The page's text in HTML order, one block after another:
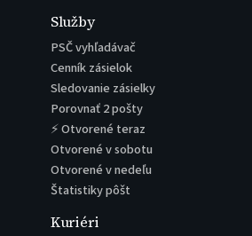
Služby
PSČ vyhľadávač
Cenník zásielok
Sledovanie zásielky
Porovnať 2 pošty
⚡ Otvorené teraz
Otvorené v sobotu
Otvorené v nedeľu
Štatistiky pôšt
Kuriéri